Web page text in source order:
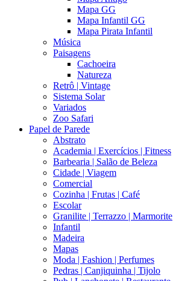
Mapa GG
Mapa Infantil GG
Mapa Pirata Infantil
Música
Paisagens
Cachoeira
Natureza
Retrô | Vintage
Sistema Solar
Variados
Zoo Safari
Papel de Parede
Abstrato
Academia | Exercícios | Fitness
Barbearia | Salão de Beleza
Cidade | Viagem
Comercial
Cozinha | Frutas | Café
Escolar
Granilite | Terrazzo | Marmorite
Infantil
Madeira
Mapas
Moda | Fashion | Perfumes
Pedras | Canjiquinha | Tijolo